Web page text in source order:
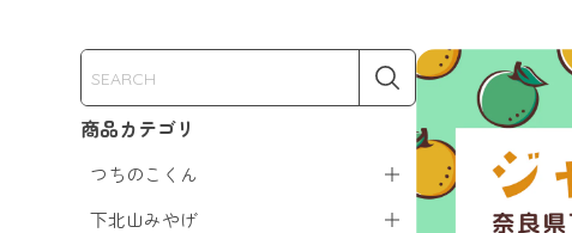
商品カテゴリ
つちのこくん
下北山みやげ